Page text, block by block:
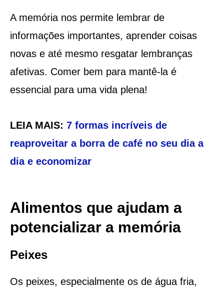
A memória nos permite lembrar de
informações importantes, aprender coisas
novas e até mesmo resgatar lembranças
afetivas. Comer bem para mantê-la é
essencial para uma vida plena!
LEIA MAIS: 7 formas incríveis de
reaproveitar a borra de café no seu dia a
dia e economizar
Alimentos que ajudam a
potencializar a memória
Peixes
Os peixes, especialmente os de água fria,